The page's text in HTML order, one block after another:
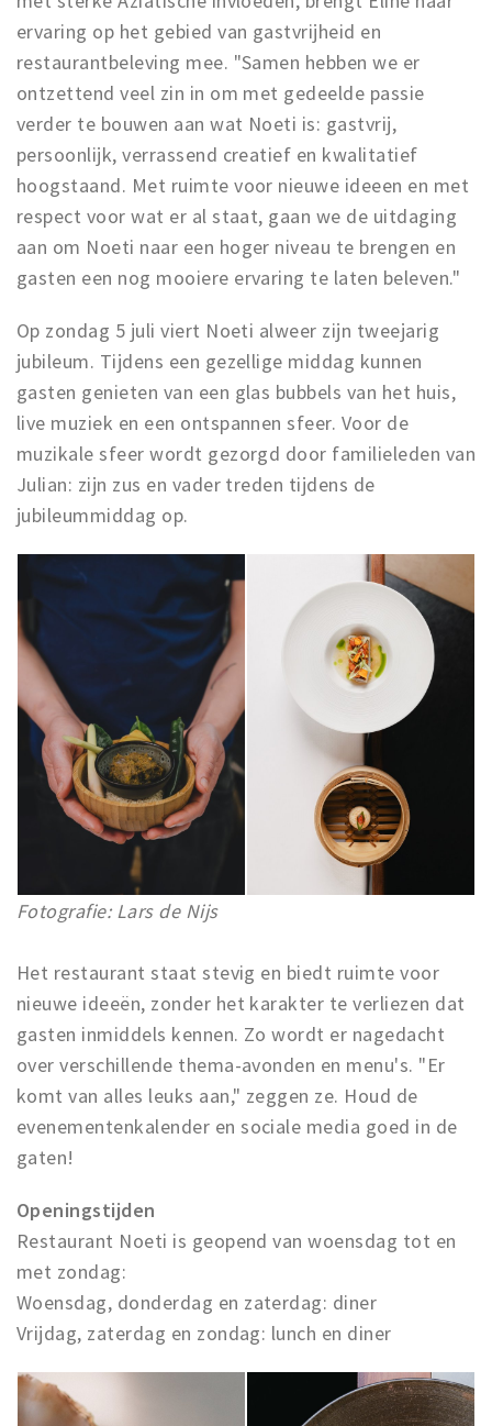
ervaring op het gebied van gastvrijheid en
restaurantbeleving mee. "Samen hebben we er
ontzettend veel zin in om met gedeelde passie
verder te bouwen aan wat Noeti is: gastvrij,
persoonlijk, verrassend creatief en kwalitatief
hoogstaand. Met ruimte voor nieuwe ideeen en met
respect voor wat er al staat, gaan we de uitdaging
aan om Noeti naar een hoger niveau te brengen en
gasten een nog mooiere ervaring te laten beleven."
Op zondag 5 juli viert Noeti alweer zijn tweejarig
jubileum. Tijdens een gezellige middag kunnen
gasten genieten van een glas bubbels van het huis,
live muziek en een ontspannen sfeer. Voor de
muzikale sfeer wordt gezorgd door familieleden van
Julian: zijn zus en vader treden tijdens de
jubileummiddag op.
Fotografie: Lars de Nijs
Het restaurant staat stevig en biedt ruimte voor
nieuwe ideeën, zonder het karakter te verliezen dat
gasten inmiddels kennen. Zo wordt er nagedacht
over verschillende thema-avonden en menu's. "Er
komt van alles leuks aan," zeggen ze. Houd de
evenementenkalender en sociale media goed in de
gaten!
Openingstijden
Restaurant Noeti is geopend van woensdag tot en
met zondag:
Woensdag, donderdag en zaterdag: diner
Vrijdag, zaterdag en zondag: lunch en diner